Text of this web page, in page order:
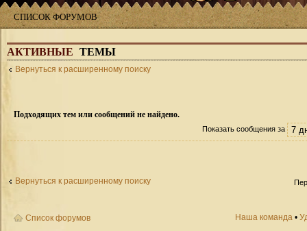
СПИСОК ФОРУМОВ
АКТИВНЫЕ ТЕМЫ
Вернуться к расширенному поиску
Подходящих тем или сообщений не найдено.
Показать сообщения за
Вернуться к расширенному поиску
Список форумов Наша команда •